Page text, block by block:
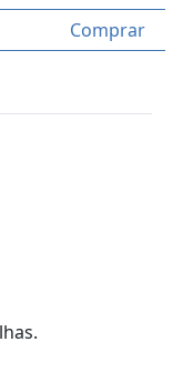
Comprar